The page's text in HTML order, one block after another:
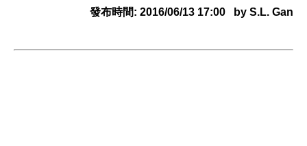
發布時間: 2016/06/13 17:00 by S.L. Gan